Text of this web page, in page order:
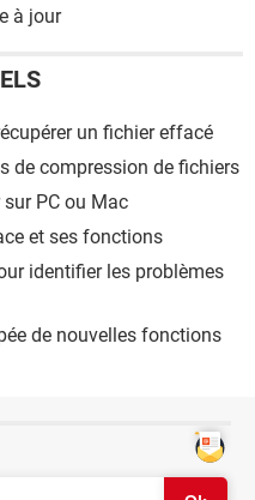
à jour
un fichier effacé
de compression de fichiers
PC ou Mac
et ses fonctions
identifier les problèmes
de nouvelles fonctions